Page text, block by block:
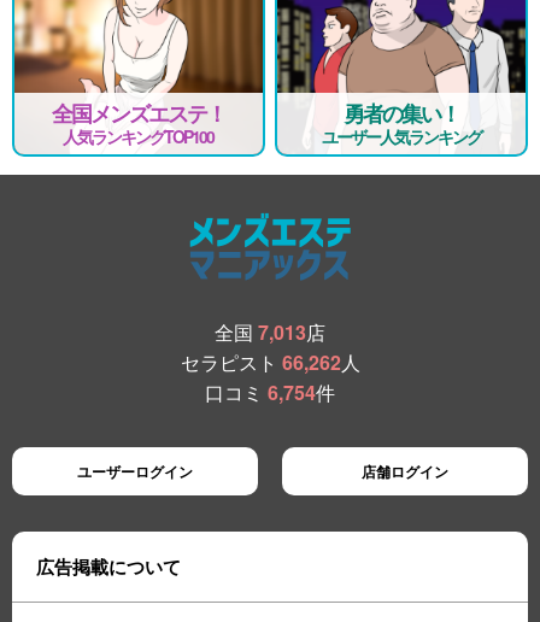
全国メンズエステ！
人気ランキングTOP100
勇者の集い！
ユーザー人気ランキング
全国 7,013店
セラピスト 66,262人
口コミ 6,754件
ユーザーログイン 店舗ログイン
広告掲載について